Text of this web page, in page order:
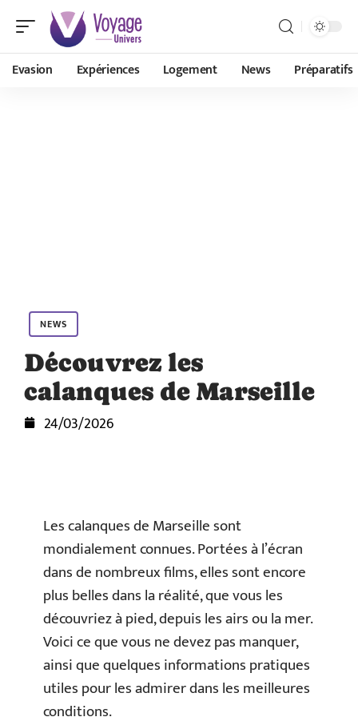
Evasion Expériences Logement News Préparatifs
NEWS
Découvrez les
calanques de Marseille
24/03/2026
Les calanques de Marseille sont
mondialement connues. Portées à l’écran
dans de nombreux films, elles sont encore
plus belles dans la réalité, que vous les
découvriez à pied, depuis les airs ou la mer.
Voici ce que vous ne devez pas manquer,
ainsi que quelques informations pratiques
utiles pour les admirer dans les meilleures
conditions.